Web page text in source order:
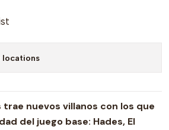
locations
trae nuevos villanos con los que
del juego base: Hades, El